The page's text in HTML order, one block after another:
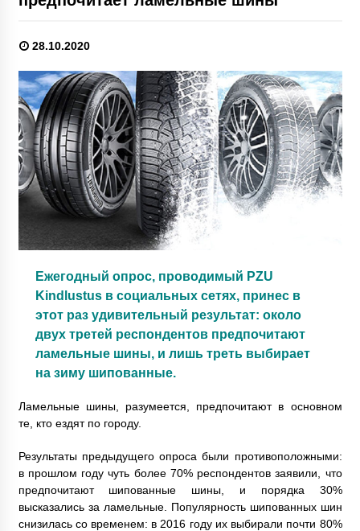
28.10.2020
Ежегодный опрос, проводимый PZU
Kindlustus в социальных сетях, принес в
этот раз удивительный результат: около
двух третей респондентов предпочитают
ламельные шины, и лишь треть выбирает
на зиму шипованные.
Ламельные шины, разумеется, предпочитают в основном
те, кто ездят по городу.
Результаты предыдущего опроса были противоположными:
в прошлом году чуть более 70% респондентов заявили, что
предпочитают шипованные шины, и порядка 30%
высказались за ламельные. Популярность шипованных шин
снизилась со временем: в 2016 году их выбирали почти 80%